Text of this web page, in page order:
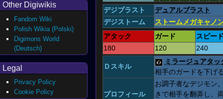
デジブラスト
デュアルブラスト
デジストーム
ストームメガキャノ
アタック
ガード
スピー
180
120 240
Ｄスキル
ミラージュアタッ
相手のガードを下げ
プロフィール
お調子者なデジモン
きで相手を翻弄し、
Other Digiwikis
Fandom Wiki
Polish Wikia (Polski)
Digimons World
(Deutsch)
Legal
Privacy Policy
Cookie Policy